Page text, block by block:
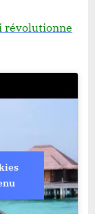
révolutionne